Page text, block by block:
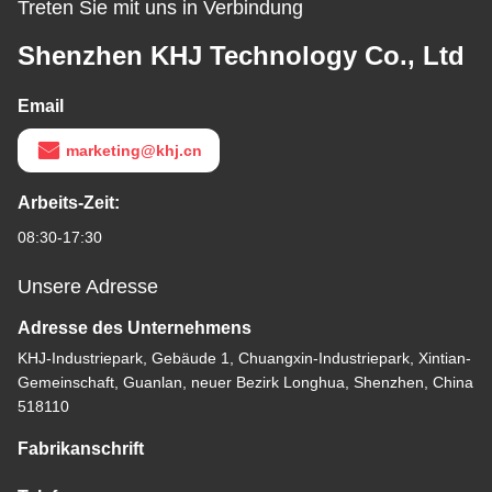
Treten Sie mit uns in Verbindung
Shenzhen KHJ Technology Co., Ltd
Email
marketing@khj.cn
Arbeits-Zeit:
08:30-17:30
Unsere Adresse
Adresse des Unternehmens
KHJ-Industriepark, Gebäude 1, Chuangxin-Industriepark, Xintian-
Gemeinschaft, Guanlan, neuer Bezirk Longhua, Shenzhen, China
518110
Fabrikanschrift